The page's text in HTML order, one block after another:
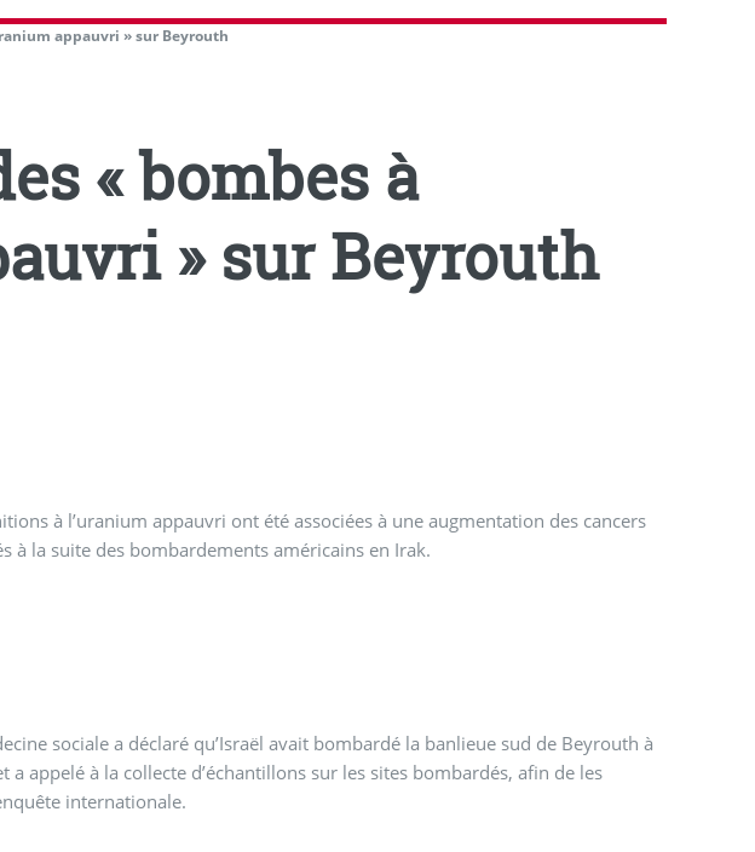
appauvri » sur Beyrouth
« bombes à
» sur Beyrouth
à l’uranium appauvri ont été associées à une augmentation des cancers
à la suite des bombardements américains en Irak.
sociale a déclaré qu’Israël avait bombardé la banlieue sud de Beyrouth à
a appelé à la collecte d’échantillons sur les sites bombardés, afin de les
internationale.